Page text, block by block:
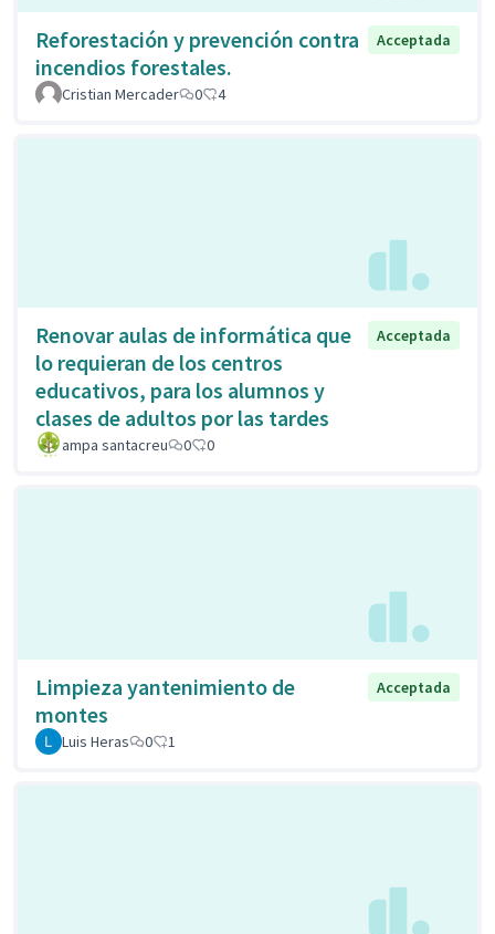
Reforestación y prevención contra
incendios forestales.
Acceptada
Cristian Mercader 0 4
Renovar aulas de informática que
lo requieran de los centros
educativos, para los alumnos y
clases de adultos por las tardes
Acceptada
ampa santacreu 0 0
Limpieza yantenimiento de
montes
Acceptada
Luis Heras 0 1